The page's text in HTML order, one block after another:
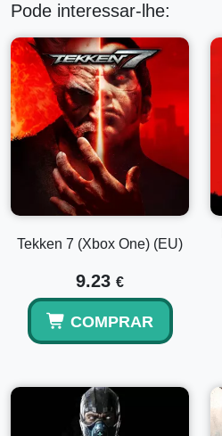
Pode interessar-lhe:
Tekken 7 (Xbox One) (EU)
9.23 €
COMPRAR